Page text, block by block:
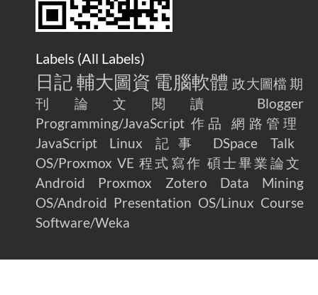
Labels (All Labels)
日記 輔大圖資 電腦軟體 政大圖檔 期
刊論文閱讀
Blogger
Programming/JavaScript 作品
網路管理
JavaScript
Linux 記事 DSpace
Talk
OS/Proxmox VE 程式寫作 碩士畢業論文
Android
Proxmox Zotero
Data Mining
OS/Android Presentation OS/Linux Course
Software/Weka